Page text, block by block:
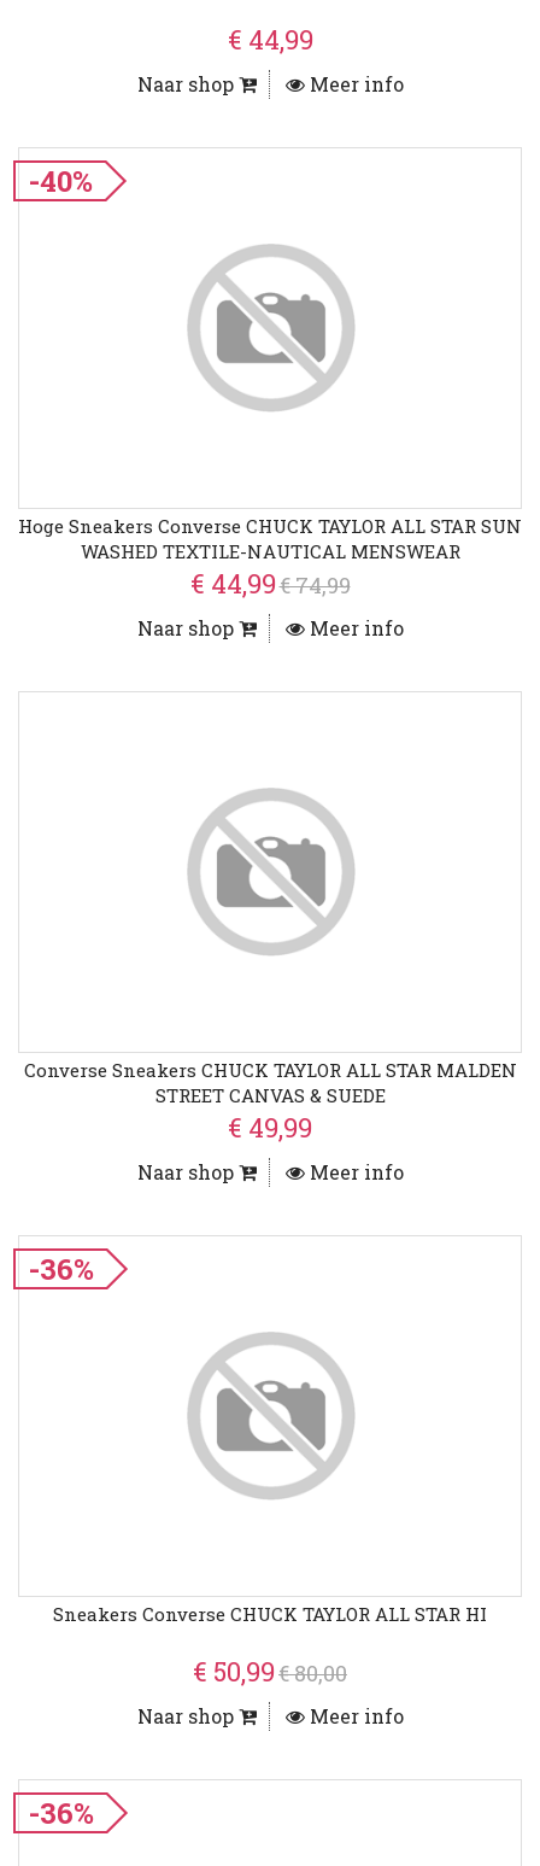
€ 44,99
Naar shop Meer info
-40%
Hoge Sneakers Converse CHUCK TAYLOR ALL STAR SUN
WASHED TEXTILE-NAUTICAL MENSWEAR
€ 44,99€ 74,99
Naar shop Meer info
Converse Sneakers CHUCK TAYLOR ALL STAR MALDEN
STREET CANVAS & SUEDE
€ 49,99
Naar shop Meer info
-36%
Sneakers Converse CHUCK TAYLOR ALL STAR HI
€ 50,99€ 80,00
Naar shop Meer info
-36%